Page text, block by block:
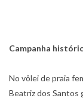
Campanha
No vôlei de praia
Beatriz dos Santos